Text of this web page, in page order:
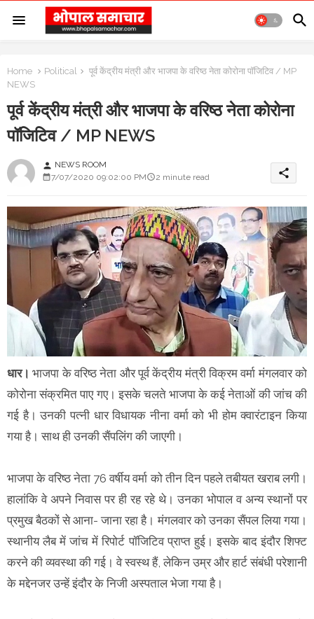
Home Political
पूर्व केंद्रीय मंत्री और भाजपा के वरिष्ठ नेता कोरोना पॉजिटिव / MP
NEWS
पूर्व केंद्रीय मंत्री और भाजपा के वरिष्ठ नेता कोरोना
पॉजिटिव / MP NEWS
person NEWS ROOM
7/07/2020 09:02:00 PM
2 minute read share
धार। भाजपा के वरिष्ठ नेता और पूर्व केंद्रीय मंत्री विक्रम वर्मा मंगलवार को
कोरोना संक्रमित पाए गए। इसके चलते भाजपा के कई नेताओं की जांच की
गई है। उनकी पत्नी धार विधायक नीना वर्मा को भी होम क्वारंटाइन किया
गया है। साथ ही उनकी सैंपलिंग की जाएगी।
भाजपा के वरिष्ठ नेता 76 वर्षीय वर्मा को तीन दिन पहले तबीयत खराब लगी।
हालांकि वे अपने निवास पर ही रह रहे थे। उनका भोपाल व अन्य स्थानों पर
प्रमुख बैठकों से आना- जाना रहा है। मंगलवार को उनका सैंपल लिया गया।
स्थानीय लैब में जांच में रिपोर्ट पॉजिटिव प्राप्त हुई। इसके बाद इंदौर शिफ्ट
करने की व्यवस्था की गई। वे स्वस्थ हैं, लेकिन उम्र और हार्ट संबंधी परेशानी
के मद्देनजर उन्हें इंदौर के निजी अस्पताल भेजा गया है।